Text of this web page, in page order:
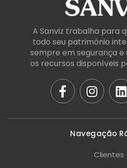
A Sanviz trabalha para
todo seu patrimônio
sempre em segurança e
os recursos disponíveis
Navegação
Clientes